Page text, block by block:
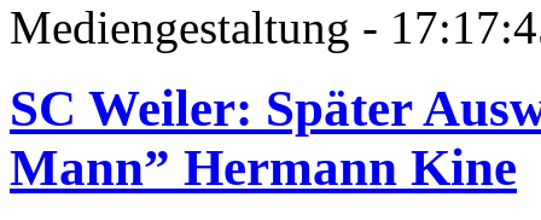
Mediengestaltung -
SC Weiler: Später
Mann” Hermann Kine